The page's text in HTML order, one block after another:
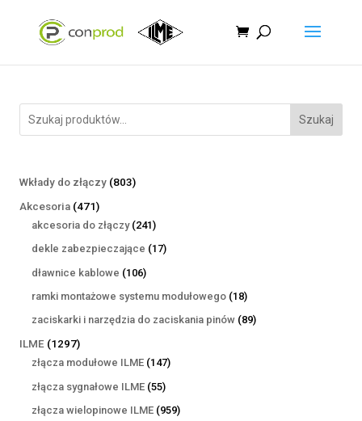
Szukaj
Wkłady do złączy 803803
Akcesoria 471471
produktów
akcesoria do złączy 241241
produktów
dekle zabezpieczające 1717
dławnice kablowe 106106
produktów
ramki montażowe systemu modułowego 1818
produktów
zaciskarki i narzędzia do zaciskania pinów 8989
ILME 12971297
produktów
złącza modułowe ILME 147147
złącza sygnałowe ILME 5555
produktów
złącza wielopinowe ILME 959959